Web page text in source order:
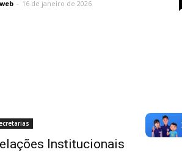
- 16 de janeiro de 2026
Institucionais